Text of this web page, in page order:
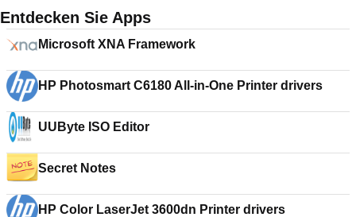
Entdecken Sie Apps
Microsoft XNA Framework
HP Photosmart C6180 All-in-One Printer drivers
UUByte ISO Editor
Secret Notes
HP Color LaserJet 3600dn Printer drivers